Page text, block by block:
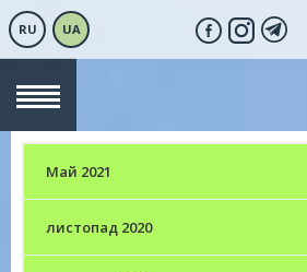
RU UA
Май 2021
листопад 2020